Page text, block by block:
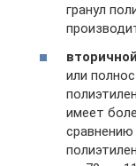
гранул
вторичной
или
имеет